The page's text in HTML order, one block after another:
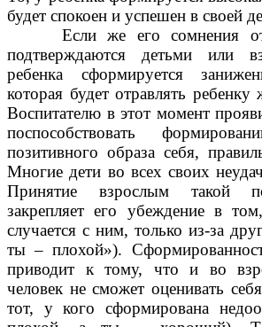
будет спокоен и успешен в своей
Если же его сомнения
подтверждаются детьми или
ребенка сформируется
которая будет отравлять
Воспитателю в этот момент
поспособствовать
позитивного образа себя,
Многие дети во всех своих
Принятие взрослым такой
закрепляет его убеждение в
случается с ним, только из-за
ты – плохой»).
приводит к тому, что и во
человек не сможет оценивать
тот, у кого сформирована